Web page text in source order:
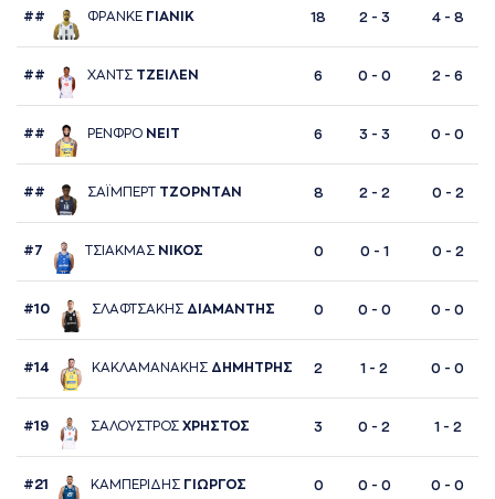
## ΦΡAΝΚΕ ΓΙAΝΙΚ 18 2 - 3 4 - 8
## ΧAΝΤΣ ΤΖΕΙΛΕΝ 6 0 - 0 2 - 6
## ΡΕΝΦΡΟ ΝΕΙΤ 6 3 - 3 0 - 0
## ΣAΪΜΠΕΡΤ ΤΖΟΡΝΤAΝ 8 2 - 2 0 - 2
#7 ΤΣΙAΚΜAΣ ΝΙΚΟΣ 0 0 - 1 0 - 2
#10 ΣΛAΦΤΣAΚΗΣ ΔΙAΜAΝΤΗΣ 0 0 - 0 0 - 0
#14 ΚAΚΛAΜAΝAΚΗΣ ΔΗΜΗΤΡΗΣ 2 1 - 2 0 - 0
#19 ΣAΛΟΥΣΤΡΟΣ ΧΡΗΣΤΟΣ 3 0 - 2 1 - 2
#21 ΚAΜΠΕΡΙΔΗΣ ΓΙΩΡΓΟΣ 0 0 - 0 0 - 0